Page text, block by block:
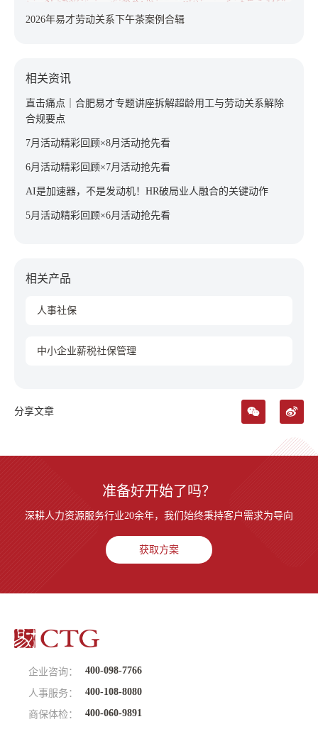
2026年易才劳动关系下午茶案例合辑
相关资讯
直击痛点｜合肥易才专题讲座拆解超龄用工与劳动关系解除
合规要点
7月活动精彩回顾×8月活动抢先看
6月活动精彩回顾×7月活动抢先看
AI是加速器，不是发动机！HR破局业人融合的关键动作
5月活动精彩回顾×6月活动抢先看
相关产品
人事社保
中小企业薪税社保管理
分享文章
准备好开始了吗？
深耕人力资源服务行业20余年，我们始终秉持客户需求为导向
获取方案
企业咨询： 400-098-7766
人事服务： 400-108-8080
商保体检： 400-060-9891